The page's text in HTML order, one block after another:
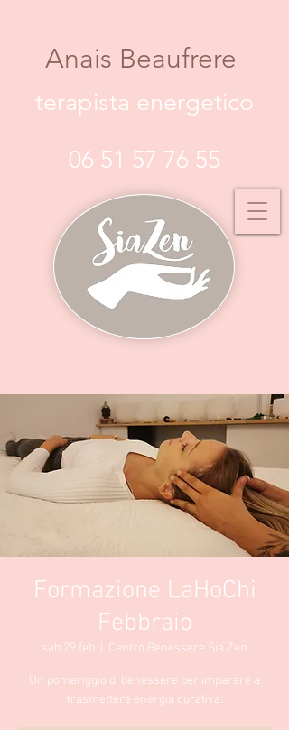
Anais Beaufrere
terapista energetico
06 51 57 76 55
Formazione LaHoChi
Febbraio
sab 29 feb Centro Benessere Sia Zen
Un pomeriggio di benessere per imparare a
trasmettere energia curativa.